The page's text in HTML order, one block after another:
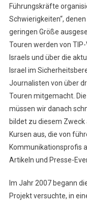
Führungskräfte
Schwierigkeiten“,
geringen Größe
Touren werden von
Israels und über die
Israel im
Journalisten von über
Touren mitgemacht.
müssen wir danach
bildet zu diesem
Kursen aus, die von
Kommunikationsprofis
Artikeln und Presse-
Im Jahr 2007 begann
Projekt versuchte, in